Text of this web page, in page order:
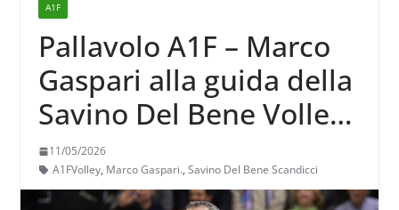
A1F
Pallavolo A1F – Marco
Gaspari alla guida della
Savino Del Bene Volley
anche la prossima
stagione
11/05/2026
A1FVolley, Marco Gaspari., Savino Del Bene Scandicci